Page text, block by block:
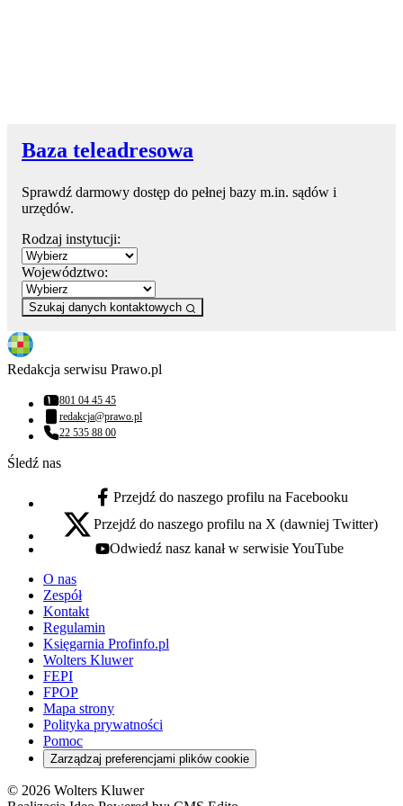
Baza teleadresowa
Sprawdź darmowy dostęp do pełnej bazy m.in. sądów i
urzędów.
Rodzaj instytucji:
Województwo:
Szukaj danych kontaktowych
Redakcja serwisu Prawo.pl
Numer telefonu:
801 04 45 45
Adres email:
redakcja@prawo.pl
Numer telefonu:
22 535 88 00
Śledź nas
facebook - otwiera się w nowej karcie
Przejdź do naszego profilu na Facebooku
x - otwiera się w nowej karcie
Przejdź do naszego profilu na X (dawniej Twitter)
youtube - otwiera się w nowej karcie
Odwiedź nasz kanał w serwisie YouTube
O nas
Zespół
Kontakt
Regulamin
Księgarnia Profinfo.pl
Wolters Kluwer
FEPI
FPOP
Mapa strony
Polityka prywatności
Pomoc
Zarządzaj preferencjami plików cookie
© 2026 Wolters Kluwer